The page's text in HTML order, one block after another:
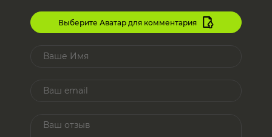
Выберите Аватар для комментария